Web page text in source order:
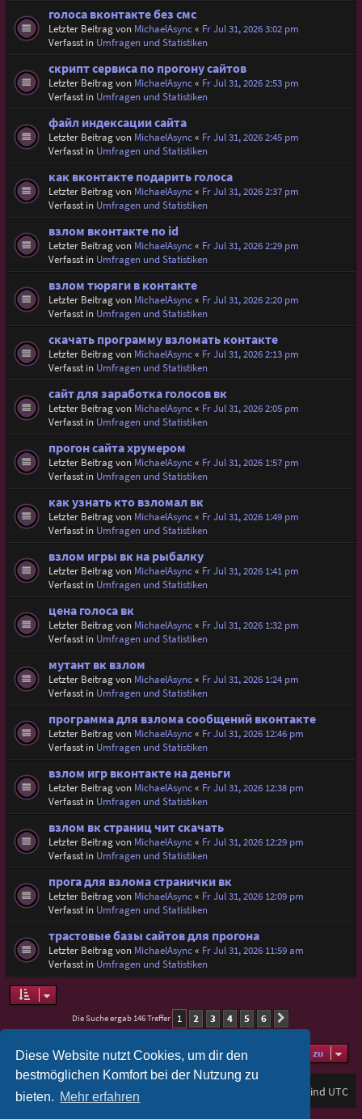
Diese Website nutzt Cookies, um dir den
bestmöglichen Komfort bei der Nutzung zu
bieten. Mehr erfahren
голоса вконтакте без смс
Letzter Beitrag von MichaelAsync« Fr Jul 31, 2026 3:02 pm
Verfasst in Umfragen und Statistiken
скрипт сервиса по прогону сайтов
Letzter Beitrag von MichaelAsync« Fr Jul 31, 2026 2:53 pm
Verfasst in Umfragen und Statistiken
файл индексации сайта
Letzter Beitrag von MichaelAsync« Fr Jul 31, 2026 2:45 pm
Verfasst in Umfragen und Statistiken
как вконтакте подарить голоса
Letzter Beitrag von MichaelAsync« Fr Jul 31, 2026 2:37 pm
Verfasst in Umfragen und Statistiken
взлом вконтакте по id
Letzter Beitrag von MichaelAsync« Fr Jul 31, 2026 2:29 pm
Verfasst in Umfragen und Statistiken
взлом тюряги в контакте
Letzter Beitrag von MichaelAsync« Fr Jul 31, 2026 2:20 pm
Verfasst in Umfragen und Statistiken
скачать программу взломать контакте
Letzter Beitrag von MichaelAsync« Fr Jul 31, 2026 2:13 pm
Verfasst in Umfragen und Statistiken
сайт для заработка голосов вк
Letzter Beitrag von MichaelAsync« Fr Jul 31, 2026 2:05 pm
Verfasst in Umfragen und Statistiken
прогон сайта хрумером
Letzter Beitrag von MichaelAsync« Fr Jul 31, 2026 1:57 pm
Verfasst in Umfragen und Statistiken
как узнать кто взломал вк
Letzter Beitrag von MichaelAsync« Fr Jul 31, 2026 1:49 pm
Verfasst in Umfragen und Statistiken
взлом игры вк на рыбалку
Letzter Beitrag von MichaelAsync« Fr Jul 31, 2026 1:41 pm
Verfasst in Umfragen und Statistiken
цена голоса вк
Letzter Beitrag von MichaelAsync« Fr Jul 31, 2026 1:32 pm
Verfasst in Umfragen und Statistiken
мутант вк взлом
Letzter Beitrag von MichaelAsync« Fr Jul 31, 2026 1:24 pm
Verfasst in Umfragen und Statistiken
программа для взлома сообщений вконтакте
Letzter Beitrag von MichaelAsync« Fr Jul 31, 2026 12:46 pm
Verfasst in Umfragen und Statistiken
взлом игр вконтакте на деньги
Letzter Beitrag von MichaelAsync« Fr Jul 31, 2026 12:38 pm
Verfasst in Umfragen und Statistiken
взлом вк страниц чит скачать
Letzter Beitrag von MichaelAsync« Fr Jul 31, 2026 12:29 pm
Verfasst in Umfragen und Statistiken
прога для взлома странички вк
Letzter Beitrag von MichaelAsync« Fr Jul 31, 2026 12:09 pm
Verfasst in Umfragen und Statistiken
трастовые базы сайтов для прогона
Letzter Beitrag von MichaelAsync« Fr Jul 31, 2026 11:59 am
Verfasst in Umfragen und Statistiken
Die Suche ergab 146 Treffer 1 2 3 4 5 6
Gehe zu
Foren-Übersicht Alle Zeiten sind UTC